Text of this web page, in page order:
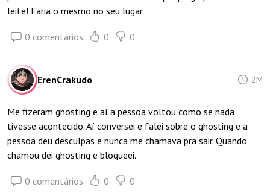
leite! Faria o mesmo no seu lugar.
0 comentários 0 0
ErenCrakudo 2M
Me fizeram ghosting e aí a pessoa voltou como se nada
tivesse acontecido. Aí conversei e falei sobre o ghosting e a
pessoa deu desculpas e nunca me chamava pra sair. Quando
chamou dei ghosting e bloqueei.
0 comentários 0 0